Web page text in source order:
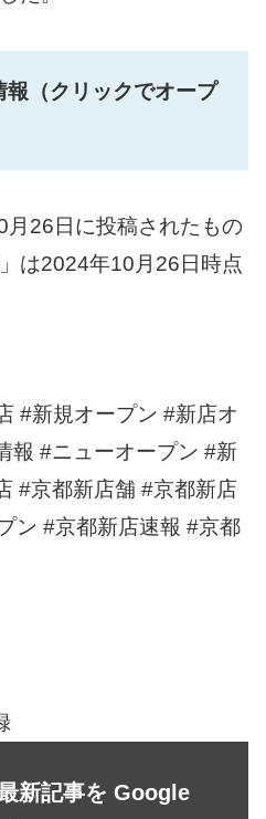
（クリックでオープ
26日に投稿されたもの
は2024年10月26日時点
#新規オープン #新店オ
報 #ニューオープン #新
#京都新店舗 #京都新店
ン #京都新店速報 #京都
新記事を Google